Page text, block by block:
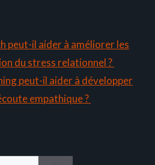
peut-il aider à améliorer les
du stress relationnel ?
peut-il aider à développer
empathique ?